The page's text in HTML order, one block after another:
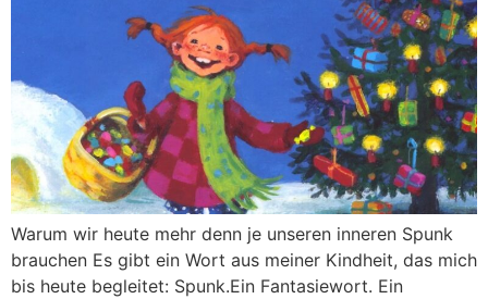
Warum wir heute mehr denn je unseren inneren Spunk
brauchen Es gibt ein Wort aus meiner Kindheit, das mich
bis heute begleitet: Spunk.Ein Fantasiewort. Ein